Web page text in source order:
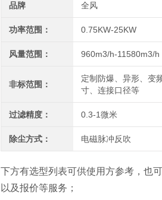
品牌 全风
功率范围： 0.75KW-25KW
风量范围： 960m3/h-11580m3/h
非标范围：
定制防爆、异形、变
寸、连接口径等
过滤精度： 0.3-1微米
除尘方式： 电磁脉冲反吹
下方有选型列表可供使用方参考，也
以及报价等服务；